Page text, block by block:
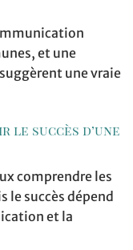
et une
une vraie
succès d’une
comprendre les
le succès dépend
et la